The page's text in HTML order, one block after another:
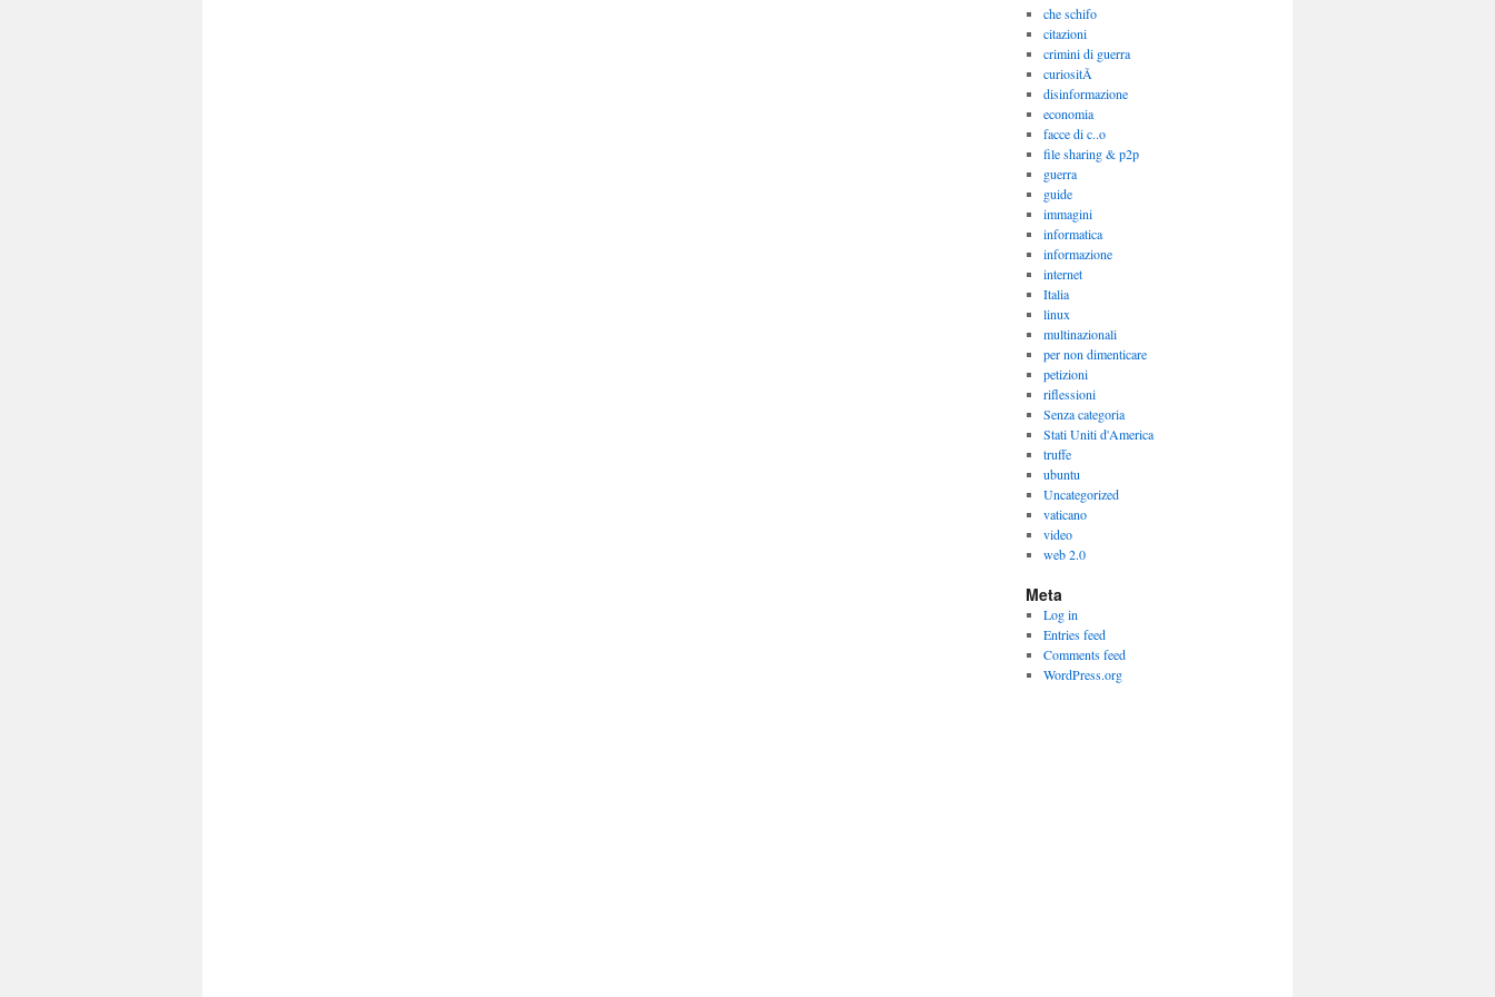
che schifo
citazioni
crimini di guerra
curiositÃ
disinformazione
economia
facce di c..o
file sharing & p2p
guerra
guide
immagini
informatica
informazione
internet
Italia
linux
multinazionali
per non dimenticare
petizioni
riflessioni
Senza categoria
Stati Uniti d'America
truffe
ubuntu
Uncategorized
vaticano
video
web 2.0
Meta
Log in
Entries feed
Comments feed
WordPress.org